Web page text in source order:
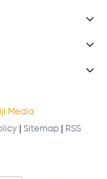
Media
Sitemap
RSS